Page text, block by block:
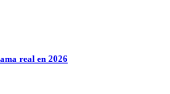
real en 2026